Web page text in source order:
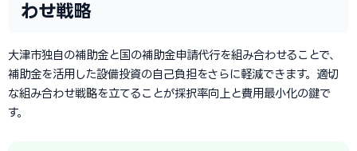
わせ戦略
大津市独自の補助金と国の補助金申請代行を組み合わせることで、
補助金を活用した設備投資の自己負担をさらに軽減できます。適切
な組み合わせ戦略を立てることが採択率向上と費用最小化の鍵で
す。